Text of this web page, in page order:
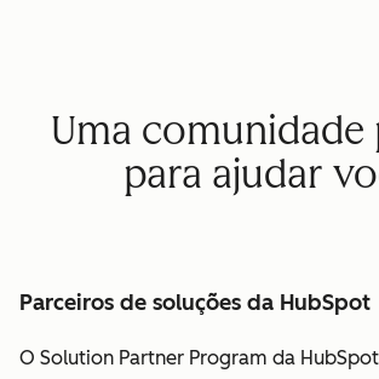
Uma comunidade
para ajudar
Parceiros de soluções da HubSpot
O Solution Partner Program da